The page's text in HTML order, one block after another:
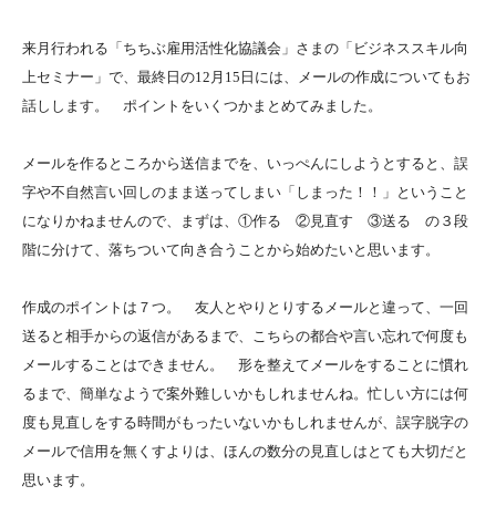
来月行われる「ちちぶ雇用活性化協議会」さまの「ビジネススキル向
上セミナー」で、最終日の12月15日には、メールの作成についてもお
話しします。 ポイントをいくつかまとめてみました。
メールを作るところから送信までを、いっぺんにしようとすると、誤
字や不自然言い回しのまま送ってしまい「しまった！！」ということ
になりかねませんので、まずは、①作る ②見直す ③送る の３段
階に分けて、落ちついて向き合うことから始めたいと思います。
作成のポイントは７つ。 友人とやりとりするメールと違って、一回
送ると相手からの返信があるまで、こちらの都合や言い忘れで何度も
メールすることはできません。 形を整えてメールをすることに慣れ
るまで、簡単なようで案外難しいかもしれませんね。忙しい方には何
度も見直しをする時間がもったいないかもしれませんが、誤字脱字の
メールで信用を無くすよりは、ほんの数分の見直しはとても大切だと
思います。